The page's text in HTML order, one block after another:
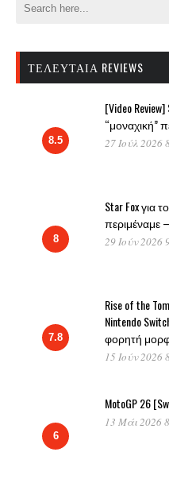
ΤΕΛΕΥΤΑΊΑ REVIEWS
8.5
[Video
“μοναχική”
27 Ιούλ 2026
8
Star Fox για
περιμέναμε
29 Ιούν 2026
7.8
Rise of the
Nintendo
φορητή
15 Ιούν 2026
6
MotoGP 26
13 Μάι 2026